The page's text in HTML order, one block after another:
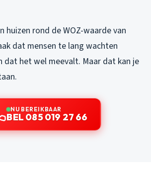
huizen rond de WOZ-waarde van
dat mensen te lang wachten
dat het wel meevalt. Maar dat kan je
NU BEREIKBAAR
BEL 085 019 27 66